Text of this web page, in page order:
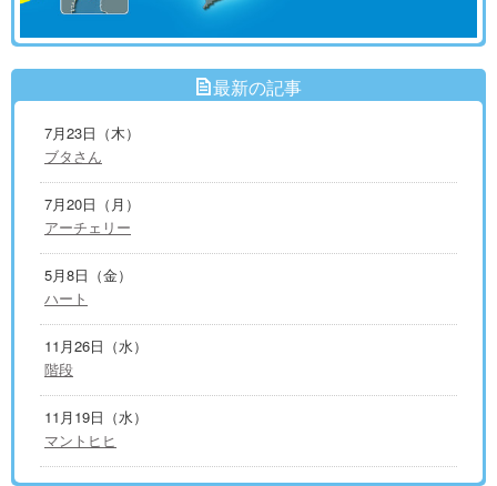
最新の記事
7月23日（木）
ブタさん
7月20日（月）
アーチェリー
5月8日（金）
ハート
11月26日（水）
階段
11月19日（水）
マントヒヒ